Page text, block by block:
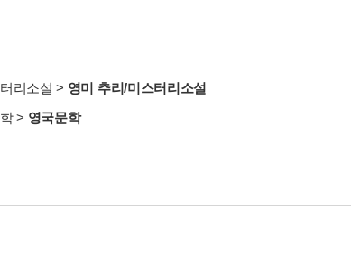
리소설 > 영미 추리/미스터리소설
> 영국문학